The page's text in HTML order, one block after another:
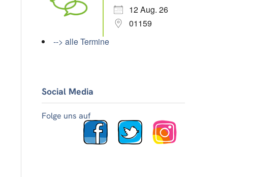
12 Aug. 26
01159
--> alle Termine
Social Media
Folge uns auf